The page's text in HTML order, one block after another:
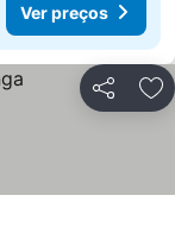
Ver preços
Partilhar